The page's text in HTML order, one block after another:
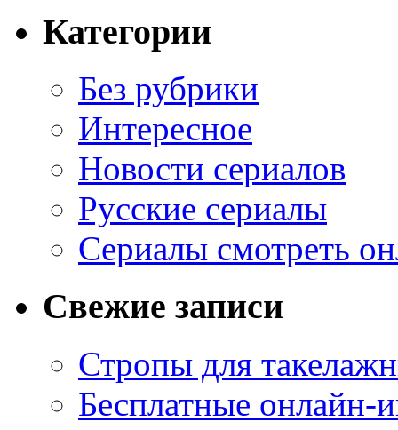
Категории
Без рубрики
Интересное
Новости сериалов
Русские сериалы
Сериалы смотреть
Свежие записи
Стропы для
Бесплатные